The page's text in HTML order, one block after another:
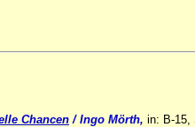
Chancen / Ingo Mörth, in: B-15,